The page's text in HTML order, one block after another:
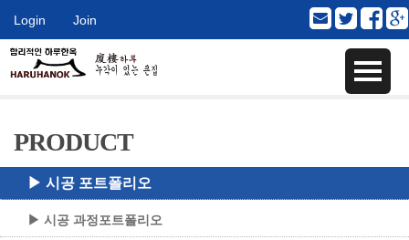
Login Join
PRODUCT
▶ 시공 포트폴리오
▶ 시공 과정포트폴리오